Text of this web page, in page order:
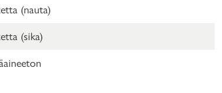
(nauta)
(sika)